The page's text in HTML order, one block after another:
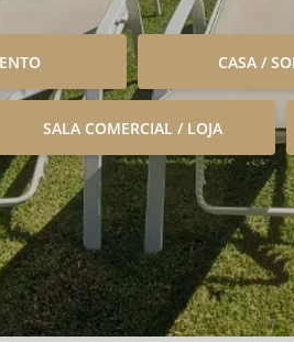
CASA /
SALA COMERCIAL / LOJA